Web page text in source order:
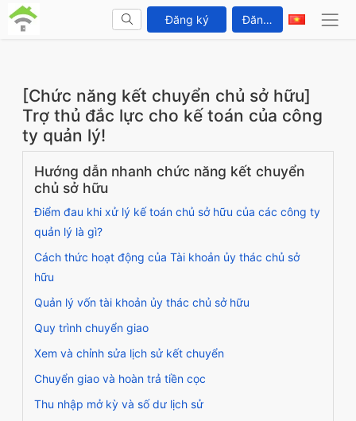
Đăng ký Đăng nhập
[Chức năng kết chuyển chủ sở hữu]
Trợ thủ đắc lực cho kế toán của công
ty quản lý!
Hướng dẫn nhanh chức năng kết chuyển
chủ sở hữu
Điểm đau khi xử lý kế toán chủ sở hữu của các công ty
quản lý là gì?
Cách thức hoạt động của Tài khoản ủy thác chủ sở
hữu
Quản lý vốn tài khoản ủy thác chủ sở hữu
Quy trình chuyển giao
Xem và chỉnh sửa lịch sử kết chuyển
Chuyển giao và hoàn trả tiền cọc
Thu nhập mở kỳ và số dư lịch sử